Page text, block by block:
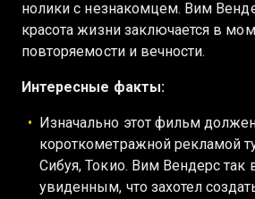
нолики с незнакомцем. Вим
красота жизни заключается в
повторяемости и вечности.
Интересные факты:
Изначально этот фильм
короткометражной рекламой
Сибуя, Токио. Вим Вендерс так
увиденным, что захотел